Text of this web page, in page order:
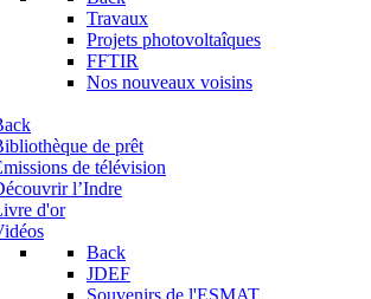
Travaux
Projets photovoltaîques
FFTIR
Nos nouveaux voisins
de prêt
de télévision
l’Indre
d'or
Back
JDEF
Souvenirs de l'ESMAT